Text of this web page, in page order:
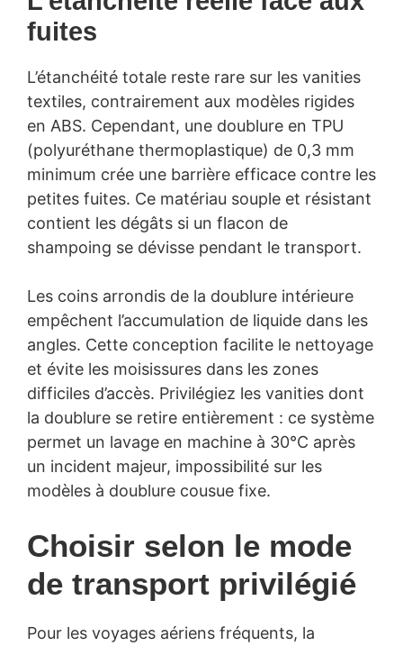
fuites
L’étanchéité totale reste rare sur les vanities
textiles, contrairement aux modèles rigides
en ABS. Cependant, une doublure en TPU
(polyuréthane thermoplastique) de 0,3 mm
minimum crée une barrière efficace contre les
petites fuites. Ce matériau souple et résistant
contient les dégâts si un flacon de
shampoing se dévisse pendant le transport.
Les coins arrondis de la doublure intérieure
empêchent l’accumulation de liquide dans les
angles. Cette conception facilite le nettoyage
et évite les moisissures dans les zones
difficiles d’accès. Privilégiez les vanities dont
la doublure se retire entièrement : ce système
permet un lavage en machine à 30°C après
un incident majeur, impossibilité sur les
modèles à doublure cousue fixe.
Choisir selon le mode
de transport privilégié
Pour les voyages aériens fréquents, la